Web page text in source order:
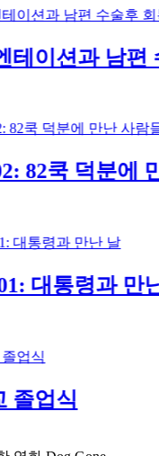
션과 남편 수
쿡 덕분에 만난
통령과 만난 날
식